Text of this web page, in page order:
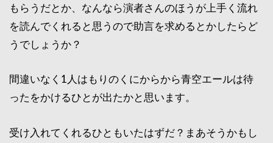
もらうだとか、なんなら演者さんのほうが上手く流れ
を読んでくれると思うので助言を求めるとかしたらど
うでしょうか？
間違いなく1人はもりのくにからから青空エールは待
ったをかけるひとが出たかと思います。
受け入れてくれるひともいたはずだ？まあそうかもし